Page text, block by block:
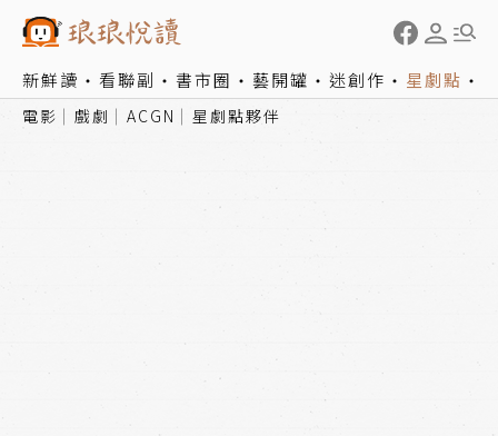
新鮮讀 看聯副 書市圈 藝開罐 迷創作 星劇點
電影 戲劇 ACGN 星劇點夥伴